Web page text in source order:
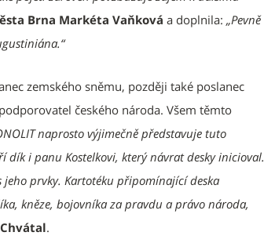
Brna Markéta Vaňková a doplnila: „Pevně
zemského sněmu, později také poslanec
českého národa. Všem těmto
naprosto výjimečně představuje tuto
i panu Kostelkovi, který návrat desky inicioval.
prvky. Kartotéku připomínající deska
kněze, bojovníka za pravdu a právo národa,
.